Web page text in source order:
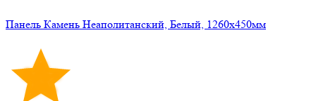
Панель Камень Неаполитанский, Белый, 1260х450мм